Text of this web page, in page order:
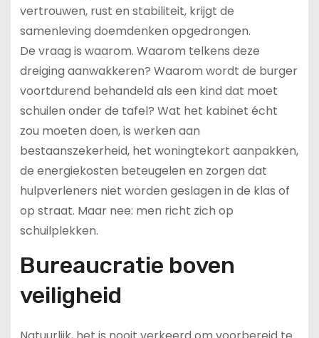
vertrouwen, rust en stabiliteit, krijgt de
samenleving doemdenken opgedrongen.
De vraag is waarom. Waarom telkens deze
dreiging aanwakkeren? Waarom wordt de burger
voortdurend behandeld als een kind dat moet
schuilen onder de tafel? Wat het kabinet écht
zou moeten doen, is werken aan
bestaanszekerheid, het woningtekort aanpakken,
de energiekosten beteugelen en zorgen dat
hulpverleners niet worden geslagen in de klas of
op straat. Maar nee: men richt zich op
schuilplekken.
Bureaucratie boven
veiligheid